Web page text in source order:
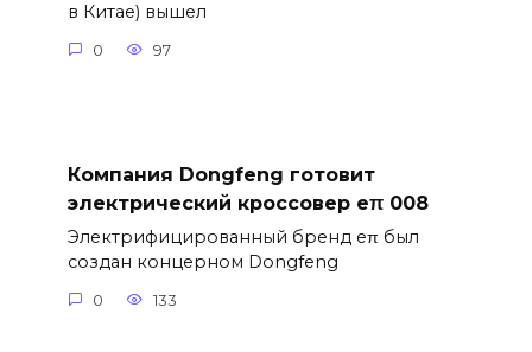
в Китае) вышел
0 97
Компания Dongfeng готовит
электрический кроссовер eπ 008
Электрифицированный бренд eπ был
создан концерном Dongfeng
0 133